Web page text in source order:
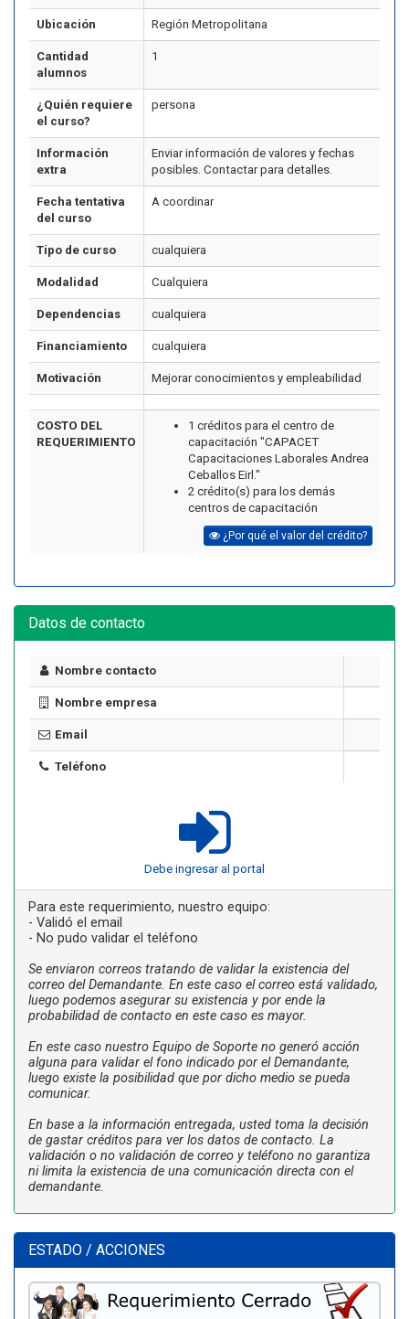
Ubicación Región Metropolitana
Cantidad
alumnos
1
¿Quién requiere
el curso?
persona
Información
extra
Enviar información de valores y fechas
posibles. Contactar para detalles.
Fecha tentativa
del curso
A coordinar
Tipo de curso cualquiera
Modalidad Cualquiera
Dependencias cualquiera
Financiamiento cualquiera
Motivación Mejorar conocimientos y empleabilidad
COSTO DEL
REQUERIMIENTO
1 créditos para el centro de
capacitación "CAPACET
Capacitaciones Laborales Andrea
Ceballos Eirl."
2 crédito(s) para los demás
centros de capacitación
¿Por qué el valor del crédito?
Datos de contacto
Nombre contacto
Nombre empresa
Email
Teléfono
Debe ingresar al portal
Para este requerimiento, nuestro equipo:
- Validó el email
- No pudo validar el teléfono
Se enviaron correos tratando de validar la existencia del
correo del Demandante. En este caso el correo está validado,
luego podemos asegurar su existencia y por ende la
probabilidad de contacto en este caso es mayor.
En este caso nuestro Equipo de Soporte no generó acción
alguna para validar el fono indicado por el Demandante,
luego existe la posibilidad que por dicho medio se pueda
comunicar.
En base a la información entregada, usted toma la decisión
de gastar créditos para ver los datos de contacto. La
validación o no validación de correo y teléfono no garantiza
ni limita la existencia de una comunicación directa con el
demandante.
ESTADO / ACCIONES